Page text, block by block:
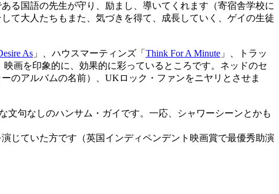
る国語の先生が守り、励まし、導いてくれます（寄宿舎学校に
て大人たちもまた、気づきを得て、成長していく、ゲイの生徒
As 」、ハウスマーティンズ「 Think For A Minute 」、トラッ
画を印象的に、効果的に彩っているところです。ネッドのセ
のアルバムの名前）、UKロック・ファンをニヤリとさせま
文句なしのハンサム・ガイです。一応、シャワーシーンとかも
じていた方です（英国インディペンデント映画賞で最優秀助演